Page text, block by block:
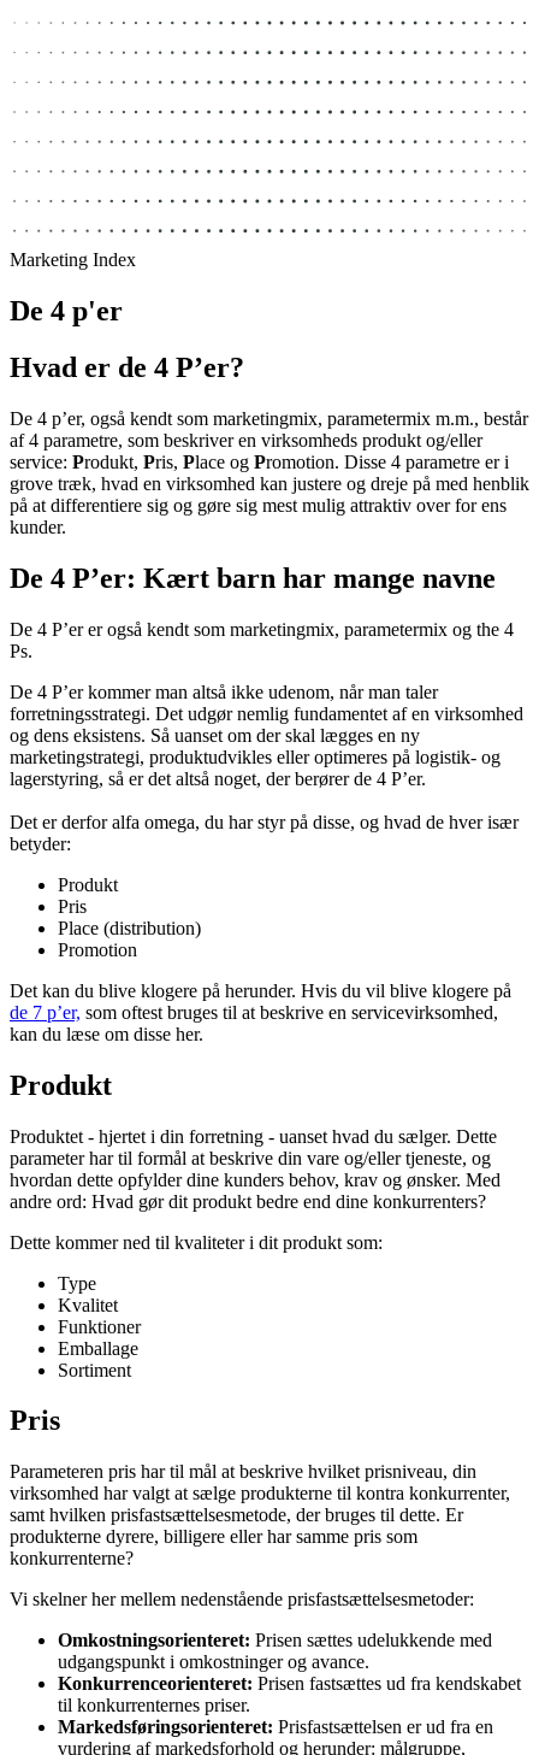
Marketing Index
De 4 p'er
Hvad er de 4 P’er?
De 4 p’er, også kendt som marketingmix, parametermix m.m., består
af 4 parametre, som beskriver en virksomheds produkt og/eller
service:Produkt, Pris,P lace ogPromotion. Disse 4 parametre er i
grove træk, hvad en virksomhed kan justere og dreje på med henblik
kunder.
De 4 P’er: Kært barn har mange navne
Ps.
De 4 P’er kommer man altså ikke udenom, når man taler
forretningsstrategi. Det udgør nemlig fundamentet af en virksomhed
og dens eksistens. Så uanset om der skal lægges en ny
lagerstyring, så er det altså noget, der berører de 4 P’er.
betyder:
Produkt
Pris
Promotion
Det kan du blive klogere på herunder. Hvis du vil blive klogere på
kan du læse om disse her.
Produkt
Produktet - hjertet i din forretning - uanset hvad du sælger. Dette
parameter har til formål at beskrive din vare og/eller tjeneste, og
andre ord: Hvad gør dit produkt bedre end dine konkurrenters?
Dette kommer ned til kvaliteter i dit produkt som:
Type
Kvalitet
Funktioner
Sortiment
Pris
Parameteren pris har til mål at beskrive hvilket prisniveau, din
virksomhed har valgt at sælge produkterne til kontra konkurrenter,
samt hvilken prisfastsættelsesmetode, der bruges til dette. Er
konkurrenterne?
Vi skelner her mellem nedenstående prisfastsættelsesmetoder:
Omkostningsorienteret:Prisen sættes udelukkende med
udgangspunkt i omkostninger og avance.
Konkurrenceorienteret:Prisen fastsættes ud fra kendskabet